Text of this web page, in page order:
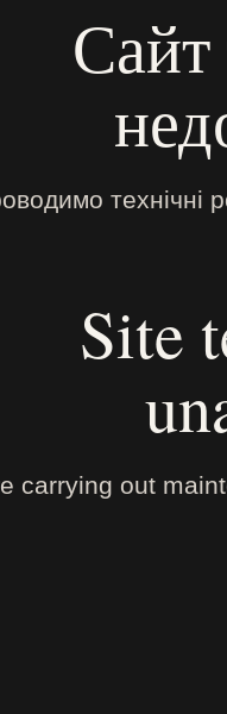
Сайт
технічні
Site
carrying out